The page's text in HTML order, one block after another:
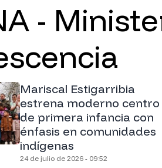
Mariscal Estigarribia
estrena moderno centro
de primera infancia con
énfasis en comunidades
indígenas
24 de julio de 2026 - 09:52